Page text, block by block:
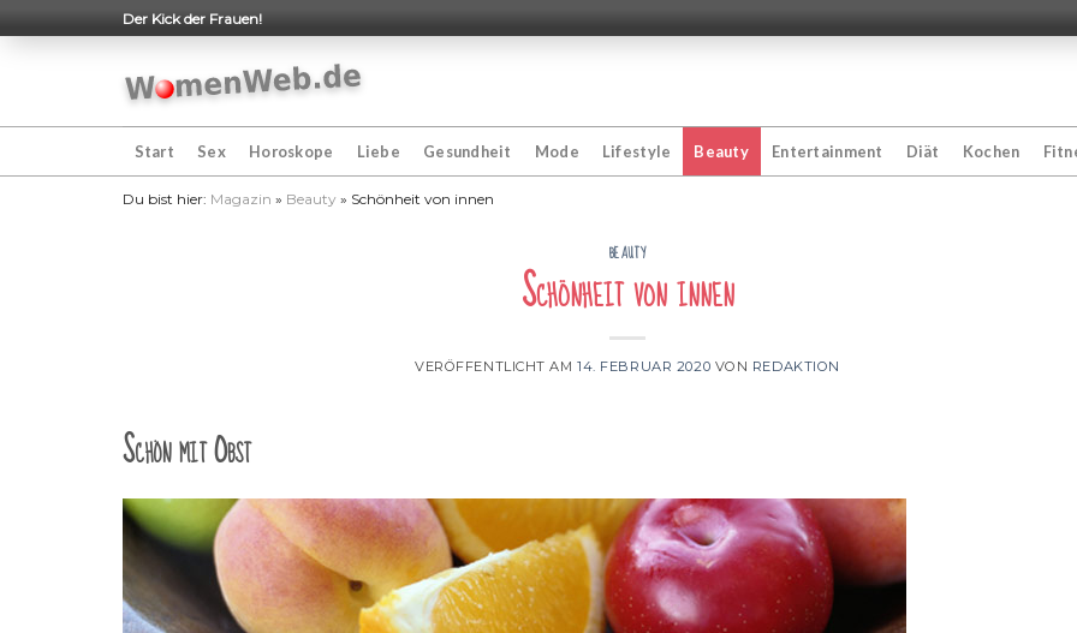
to
Der Kick der Frauen!
Start Sex Horoskope Liebe Gesundheit Mode Lifestyle Beauty Entertainment Diät Kochen
Du bist hier: Magazin » Beauty » Schönheit von innen
BEAUTY
Schönheit von innen
VERÖFFENTLICHT AM14. FEBRUAR 2020 VON REDAKTION
Schön mit Obst